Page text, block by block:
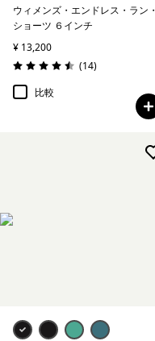
ウィメンズ・エンドレス・ラン・
ショーツ ６インチ
¥ 13,200
評価: 4.5 / 5
(14レビュー
)
比較